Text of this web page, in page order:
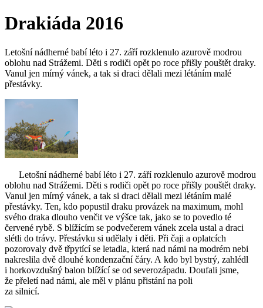
Drakiáda 2016
Letošní nádherné babí léto i 27. září rozklenulo azurově modrou
oblohu nad Strážemi. Děti s rodiči opět po roce přišly pouštět draky.
Vanul jen mírný vánek, a tak si draci dělali mezi létáním malé
přestávky.
Letošní nádherné babí léto i 27. září rozklenulo azurově modrou
oblohu nad Strážemi. Děti s rodiči opět po roce přišly pouštět draky.
Vanul jen mírný vánek, a tak si draci dělali mezi létáním malé
přestávky. Ten, kdo popustil draku provázek na maximum, mohl
svého draka dlouho venčit ve výšce tak, jako se to povedlo té
červené rybě. S blížícím se podvečerem vánek zcela ustal a draci
slétli do trávy. Přestávku si udělaly i děti. Při čaji a oplatcích
pozorovaly dvě třpytící se letadla, která nad námi na modrém nebi
nakreslila dvě dlouhé kondenzační čáry. A kdo byl bystrý, zahlédl
i horkovzdušný balon blížící se od severozápadu. Doufali jsme,
že přeletí nad námi, ale měl v plánu přistání na poli
za silnicí.